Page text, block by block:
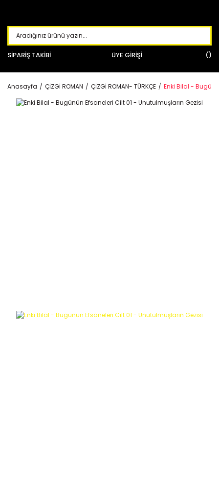
SİPARİŞ TAKİBİ ÜYE GİRİŞİ
Anasayfa ÇİZGİ ROMAN ÇİZGİ ROMAN- TÜRKÇE Enki Bilal -